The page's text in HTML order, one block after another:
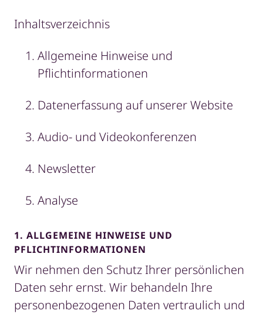
Inhaltsverzeichnis
Allgemeine Hinweise und
Pflichtinformationen
Datenerfassung auf unserer Website
Audio- und Videokonferenzen
Newsletter
Analyse
1. ALLGEMEINE HINWEISE UND
PFLICHTINFORMATIONEN
Wir nehmen den Schutz Ihrer persönlichen
Daten sehr ernst. Wir behandeln Ihre
personenbezogenen Daten vertraulich und